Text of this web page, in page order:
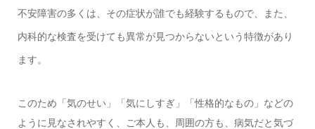
不安障害の多くは、その症状が誰でも経験するもので、また、
内科的な検査を受けても異常が見つからないという特徴があり
ます。
このため「気のせい」「気にしすぎ」「性格的なもの」などの
ように見なされやすく、ご本人も、周囲の方も、病気だと気づ